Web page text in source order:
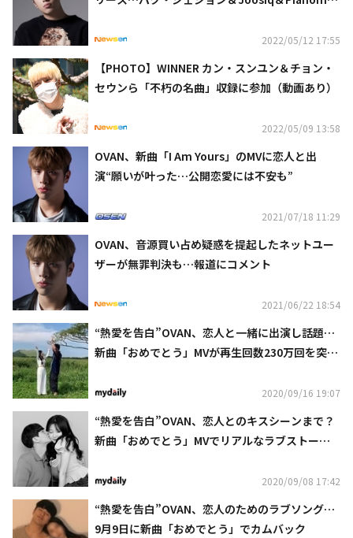
2022/05/12 17:55
【PHOTO】WINNER カン・スンユン＆チョン・
セウンら「不朽の名曲」収録に参加（動画あり）
2022/05/09 13:58
OVAN、新曲「I Am Yours」のMVに恋人と出
演“願いが叶った…公開恋愛には不安も”
2021/07/18 11:29
OVAN、音源買い占め疑惑を提起したネットユー
ザーが無罪判決も…報道にコメント
2021/06/22 18:54
“熱愛を告白”OVAN、恋人と一緒に出演し話題…
新曲「おめでとう」MVが再生回数230万回を突
2020/09/16 19:07
“熱愛を告白”OVAN、恋人とのキスシーンまで？
新曲「おめでとう」MVでリアルなラブストーリ
2020/09/08 17:42
“熱愛を告白”OVAN、恋人のためのラブソング…
9月9日に新曲「おめでとう」でカムバック